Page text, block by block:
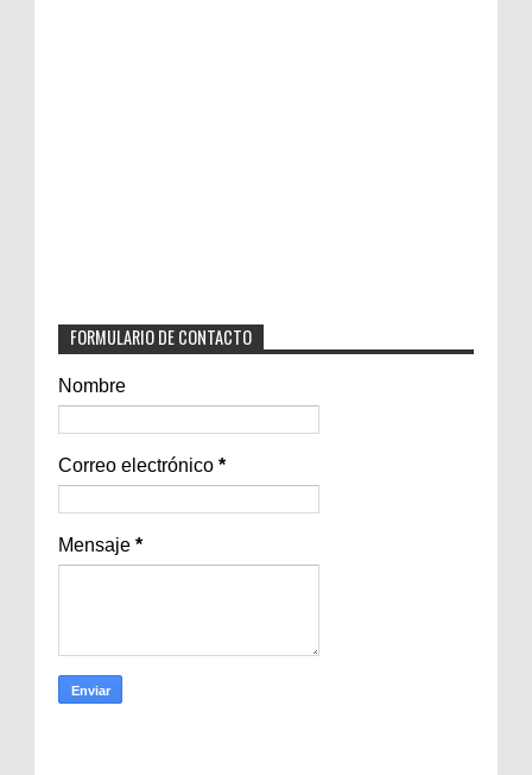
FORMULARIO DE CONTACTO
Nombre
Correo electrónico *
Mensaje *